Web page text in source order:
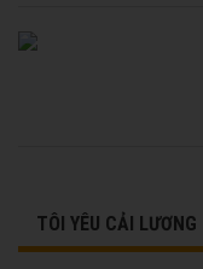
TÔI YÊU CẢI LƯƠNG